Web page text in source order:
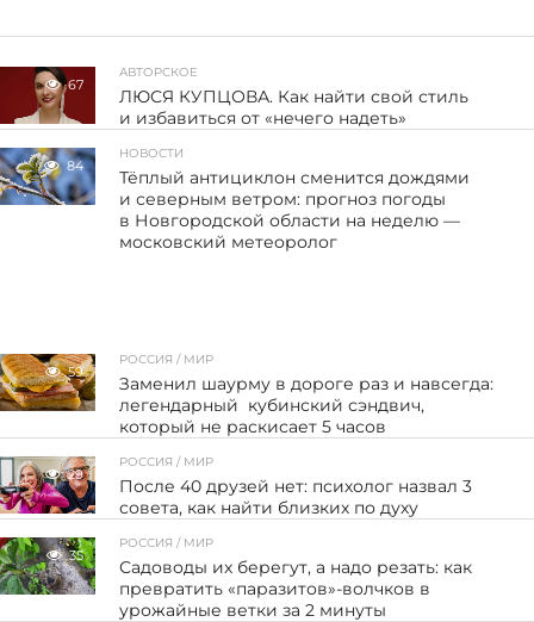
67
АВТОРСКОЕ
ЛЮСЯ КУПЦОВА. Как найти свой стиль
и избавиться от «нечего надеть»
84
НОВОСТИ
Тёплый антициклон сменится дождями
и северным ветром: прогноз погоды
в Новгородской области на неделю —
московский метеоролог
59
РОССИЯ / МИР
Заменил шаурму в дороге раз и навсегда:
легендарный кубинский сэндвич,
который не раскисает 5 часов
29
РОССИЯ / МИР
После 40 друзей нет: психолог назвал 3
совета, как найти близких по духу
35
РОССИЯ / МИР
Садоводы их берегут, а надо резать: как
превратить «паразитов»-волчков в
урожайные ветки за 2 минуты